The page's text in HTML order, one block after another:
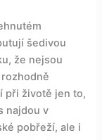
šedivou
že nejsou
při životě jen to,
najdou v
pobřeží, ale i